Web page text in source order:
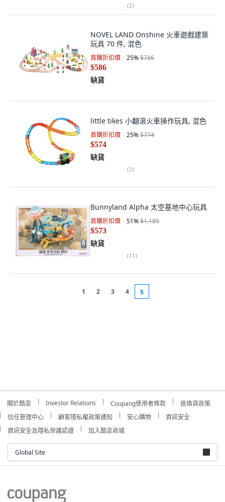
(2)
NOVEL LAND Onshine 火車遊戲建築
玩具 70 件, 混色
首購折扣價 25%$786
$586
缺貨
little tikes 小翻滾火車操作玩具, 混色
首購折扣價 25%$774
$574
缺貨
(2)
Bunnyland Alpha 太空基地中心玩具
首購折扣價 51%$1,185
$573
缺貨
(11)
1 2 3 4 5
關於酷澎 Investor Relations Coupang使用者條款
退換貨政策
信任管理中心
顧客隱私權政策通知 安心購物
資訊安全
資訊安全及隱私保護認證
加入酷澎商城
Global Site